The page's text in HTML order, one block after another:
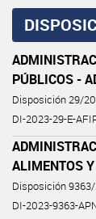
PÚBLICOS -
Disposición 29/
DI-2023-29-E-
ALIMENTOS
Disposición
DI-2023-9363-